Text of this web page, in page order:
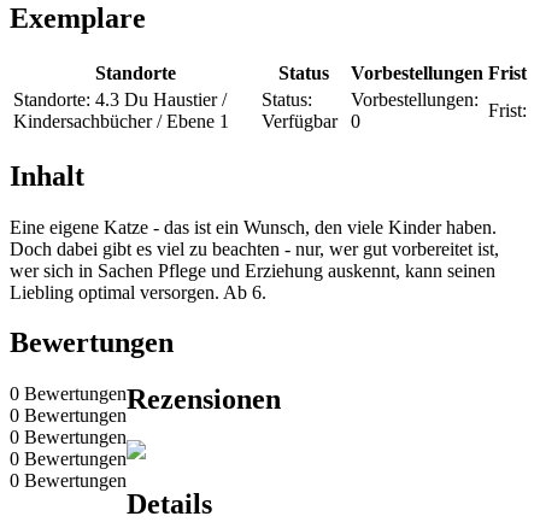
Exemplare
Standorte Status Vorbestellungen Frist
Standorte: 4.3 Du Haustier /
Kindersachbücher / Ebene 1
Status:
Verfügbar
Vorbestellungen:
0
Frist:
Inhalt
Eine eigene Katze - das ist ein Wunsch, den viele Kinder haben.
Doch dabei gibt es viel zu beachten - nur, wer gut vorbereitet ist,
wer sich in Sachen Pflege und Erziehung auskennt, kann seinen
Liebling optimal versorgen. Ab 6.
Bewertungen
0 Bewertungen
0 Bewertungen
0 Bewertungen
0 Bewertungen
0 Bewertungen
Rezensionen
Details